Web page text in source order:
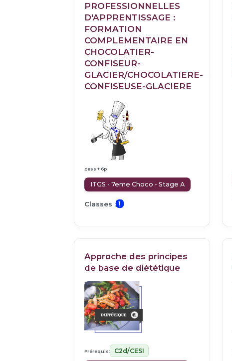
PROFESSIONNELLES
D'APPRENTISSAGE :
FORMATION
COMPLEMENTAIRE EN
CHOCOLATIER-
CONFISEUR-
GLACIER/CHOCOLATIERE-
CONFISEUSE-GLACIERE
cess + 6p
ITGS - 7eme Choco - Stage A
Classes : 1
Approche des principes
de base de diététique
Prérequis: C2d/CESI